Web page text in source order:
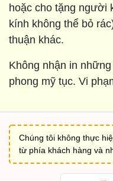
hoặc cho tặng người
kính không thể bỏ
thuận khác.
Không nhận in
phong mỹ tục. Vi
Chúng tôi không thực
từ phía khách hàng và